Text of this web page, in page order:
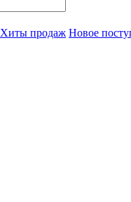
Хиты продаж Новое